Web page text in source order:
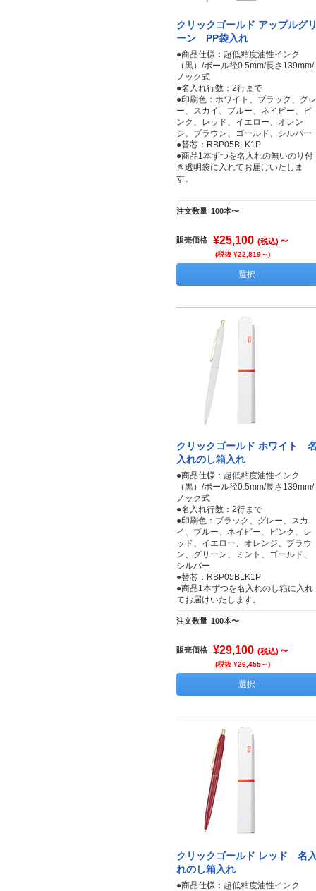
クリックゴールド アップルグ
ーン PP袋入れ
●商品仕様：超低粘度油性インク
（黒）/ボール径0.5mm/長さ139mm/
ノック式
●名入れ行数：2行まで
●印刷色：ホワイト、ブラック、グレ
ー、スカイ、ブルー、ネイビー、ピ
ンク、レッド、イエロー、オレン
ジ、ブラウン、ゴールド、シルバー
●替芯：RBP05BLK1P
●商品1本ずつを名入れの無いのり付
き透明袋に入れてお届けいたしま
す。
注文数量 100本〜
販売価格 ¥25,100 (税込) ～
(税抜 ¥22,819～)
選択
クリックゴールド ホワイト
入れのし箱入れ
●商品仕様：超低粘度油性インク
（黒）/ボール径0.5mm/長さ139mm/
ノック式
●名入れ行数：2行まで
●印刷色：ブラック、グレー、スカ
イ、ブルー、ネイビー、ピンク、レ
ッド、イエロー、オレンジ、ブラウ
ン、グリーン、ミント、ゴールド、
シルバー
●替芯：RBP05BLK1P
●商品1本ずつを名入れのし箱に入れ
てお届けいたします。
注文数量 100本〜
販売価格 ¥29,100 (税込) ～
(税抜 ¥26,455～)
選択
クリックゴールド レッド 名
れのし箱入れ
●商品仕様：超低粘度油性インク